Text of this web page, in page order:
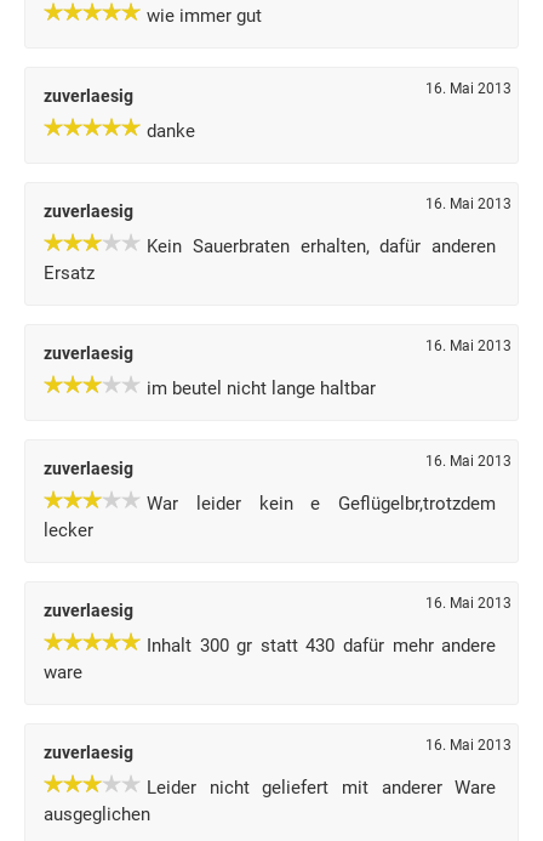
wie immer gut
zuverlaesig 16. Mai 2013
danke
zuverlaesig 16. Mai 2013
Kein Sauerbraten erhalten, dafür anderen
Ersatz
zuverlaesig 16. Mai 2013
im beutel nicht lange haltbar
zuverlaesig 16. Mai 2013
War leider kein e Geflügelbr,trotzdem
lecker
zuverlaesig 16. Mai 2013
Inhalt 300 gr statt 430 dafür mehr andere
ware
zuverlaesig 16. Mai 2013
Leider nicht geliefert mit anderer Ware
ausgeglichen